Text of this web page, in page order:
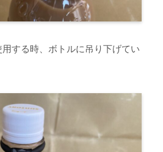
する時、ボトルに吊り下げてい